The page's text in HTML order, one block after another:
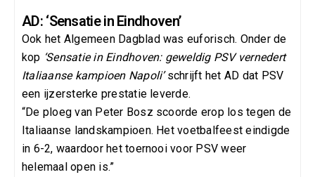
AD: ‘Sensatie in Eindhoven’
Ook het Algemeen Dagblad was euforisch. Onder de
kop ‘Sensatie in Eindhoven: geweldig PSV vernedert
Italiaanse kampioen Napoli’schrijft het AD dat PSV
een ijzersterke prestatie leverde.
“De ploeg van Peter Bosz scoorde erop los tegen de
Italiaanse landskampioen. Het voetbalfeest eindigde
in 6-2, waardoor het toernooi voor PSV weer
helemaal open is.”